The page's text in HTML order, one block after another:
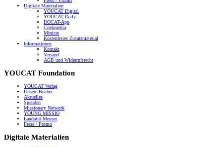
Digitale Materialien
YOUCAT Digital
YOUCAT Daily
DOCAT-App
Credopedia
Minicat
Kostenfreies Zusatzmaterial
Informationen
Kontakt
Versand
AGB und Widerrufsrecht
YOUCAT Foundation
YOUCAT Verlag
Unsere Bücher
Aktuelles
Spenden
Missionary Network
YOUNG MISSIO
Laudatio Meuser
Press / Promo
Digitale Materialien